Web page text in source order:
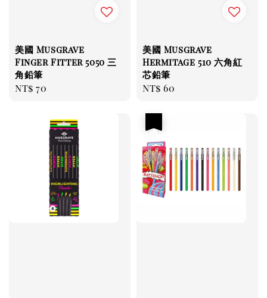
美國 Musgrave
Finger Fitter 5050 三
角鉛筆
Regular
NT$ 70
美國 Musgrave
Hermitage 510 六角紅
芯鉛筆
Regular
NT$ 60